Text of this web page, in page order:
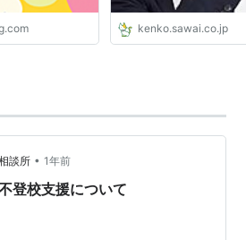
kenko.sawai.co.jp
談所 • 1年前
登校支援について